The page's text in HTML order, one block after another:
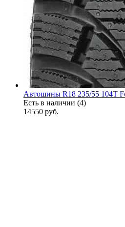
Автошины R18 235/55 104T
Есть в наличии (4)
14550 руб.